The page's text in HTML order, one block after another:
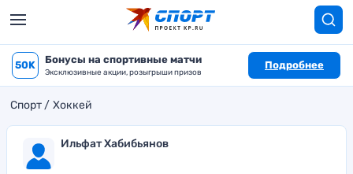
50K Бонусы на спортивные матчи
Эксклюзивные акции, розыгрыши призов
Подробнее
Спорт Хоккей
Ильфат Хабибьянов